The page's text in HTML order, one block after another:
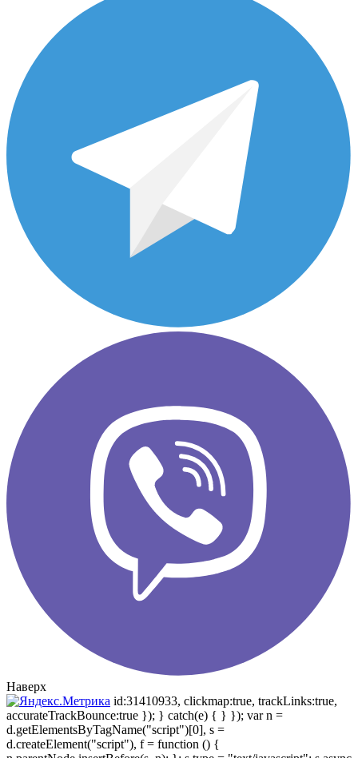
Наверх
id:31410933, clickmap:true, trackLinks:true,
accurateTrackBounce:true }); } catch(e) { } }); var n =
d.getElementsByTagName("script")[0], s =
d.createElement("script"), f = function () {